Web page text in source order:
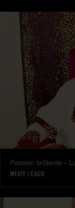
Passion brûlante –
MISTY | COCO